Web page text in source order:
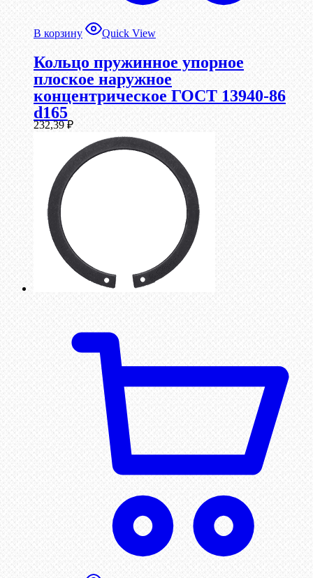
В корзину Quick View
Кольцо пружинное упорное
плоское наружное
концентрическое ГОСТ 13940-86
d165
232,39₽